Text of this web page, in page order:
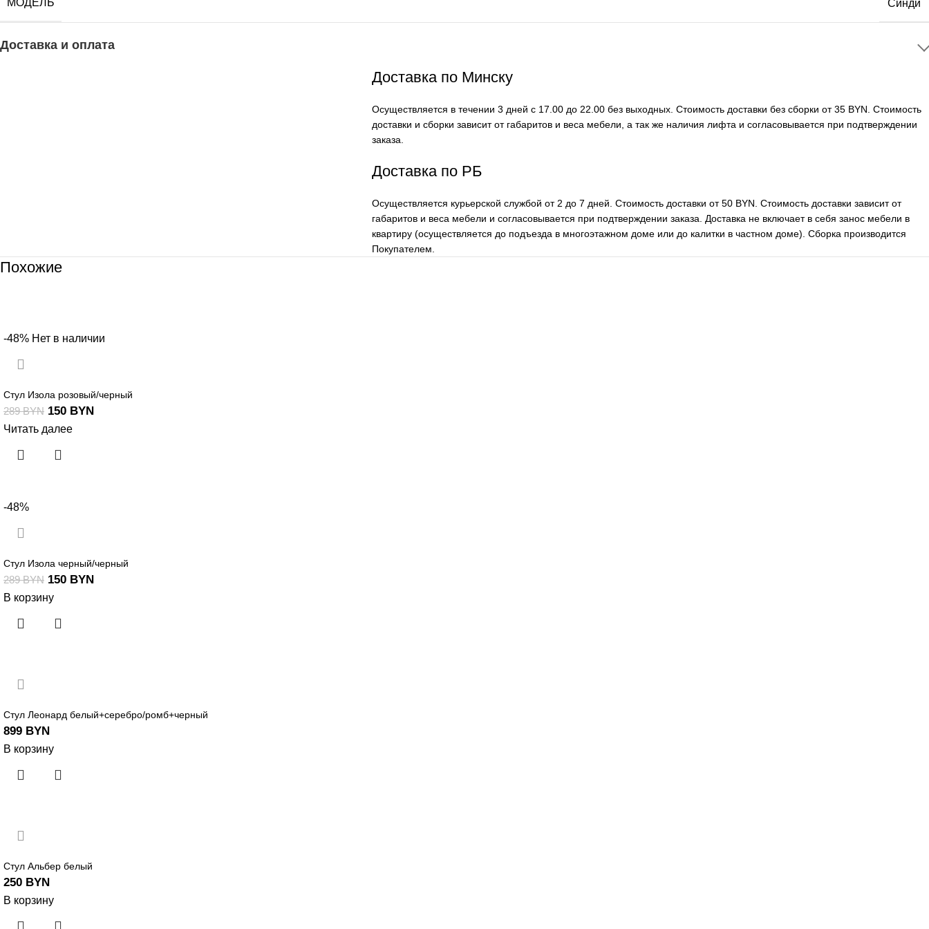
МОДЕЛЬ Синди
Доставка и оплата
Доставка по Минску
Осуществляется в течении 3 дней с 17.00 до 22.00 без выходных. Стоимость доставки без сборки от 35 BYN. Стоимость
доставки и сборки зависит от габаритов и веса мебели, а так же наличия лифта и согласовывается при подтверждении
заказа.
Доставка по РБ
Осуществляется курьерской службой от 2 до 7 дней. Стоимость доставки от 50 BYN. Стоимость доставки зависит от
габаритов и веса мебели и согласовывается при подтверждении заказа. Доставка не включает в себя занос мебели в
квартиру (осуществляется до подъезда в многоэтажном доме или до калитки в частном доме). Сборка производится
Покупателем.
Похожие
-48% Нет в наличии
Стул Изола розовый/черный
289BYN 150 BYN
Читать далее
-48%
Стул Изола черный/черный
289BYN 150 BYN
В корзину
Стул Леонард белый+серебро/ромб+черный
899 BYN
В корзину
Стул Альбер белый
250 BYN
В корзину